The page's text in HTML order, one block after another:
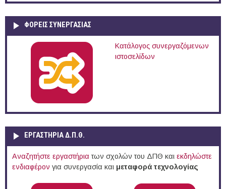
ΦΟΡΕΙΣ ΣΥΝΕΡΓΑΣΙΑΣ
Κατάλογος συνεργαζόμενων
ιστοσελίδων
ΕΡΓΑΣΤΗΡΙΑ Δ.Π.Θ.
Αναζητήστε εργαστήρια των σχολών του ΔΠΘ και εκδηλώστε
ενδιαφέρον για συνεργασία και μεταφορά τεχνολογίας